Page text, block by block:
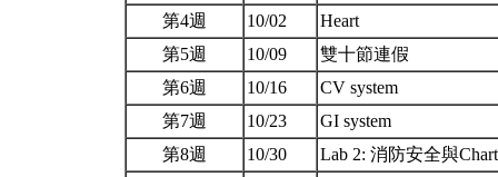
第4週
10/02
Heart
第5週
10/09
雙十節連假
第6週
10/16
CV system
第7週
10/23
GI system
第8週
10/30
Lab 2: 消防安全與